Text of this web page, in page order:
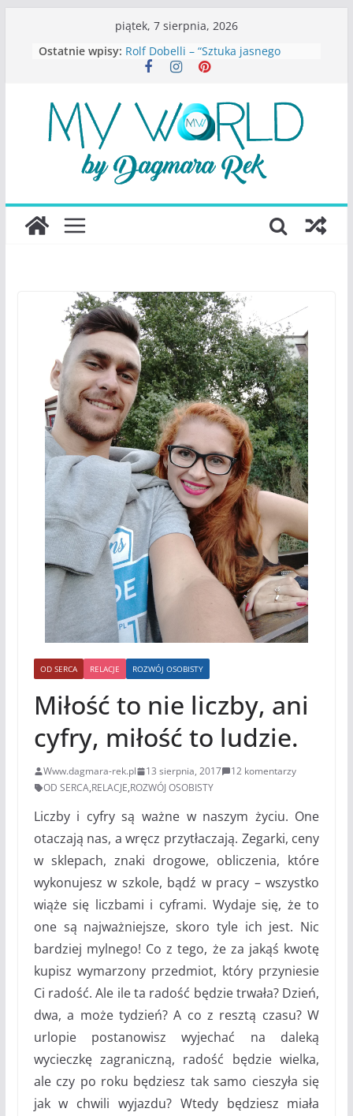
piątek, 7 sierpnia, 2026
Ostatnie wpisy: Rolf Dobelli – “Sztuka jasnego
myślenia”
Konstancina. Sekrety seksbiznesu”
Katarzyna Lewandowicz – Zanim
straciliśmy siebie
Judith Joseph – “Wysoko
funkcjonująca depresja”
S.Wynn-Williams – “Bezwzględni. O
największego portalu
OD SERCA RELACJE ROZWÓJ OSOBISTY
Miłość to nie liczby, ani
cyfry, miłość to ludzie.
Www.dagmara-rek.pl 13 sierpnia, 2017
12 komentarzy
OD SERCA,RELACJE,ROZWÓJ OSOBISTY
Liczby i cyfry są ważne w naszym życiu. One
otaczają nas, a wręcz przytłaczają. Zegarki, ceny
w sklepach, znaki drogowe, obliczenia, które
wykonujesz w szkole, bądź w pracy – wszystko
wiąże się liczbami i cyframi. Wydaje się, że to
one są najważniejsze, skoro tyle ich jest. Nic
bardziej mylnego! Co z tego, że za jakąś kwotę
kupisz wymarzony przedmiot, który przyniesie
Ci radość. Ale ile ta radość będzie trwała? Dzień,
dwa, a może tydzień? A co z resztą czasu? W
urlopie postanowisz wyjechać na daleką
wycieczkę zagraniczną, radość będzie wielka,
ale czy po roku będziesz tak samo cieszyła się
jak w chwili wyjazdu? Wtedy będziesz miała